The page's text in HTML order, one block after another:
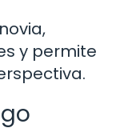
y permite